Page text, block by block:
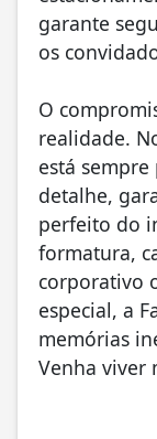
garante
os
O
realidade.
está
detalhe,
perfeito do
formatura,
corporativo
especial, a
memórias
Venha viver